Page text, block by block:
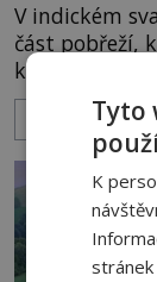
V indickém
část pobřeží,
k tomu
pláž takové
pravdivé
zmizením
následovat.
Surat. Gu
ZOBRAZIT VÍCE
Tyto
K
stránek